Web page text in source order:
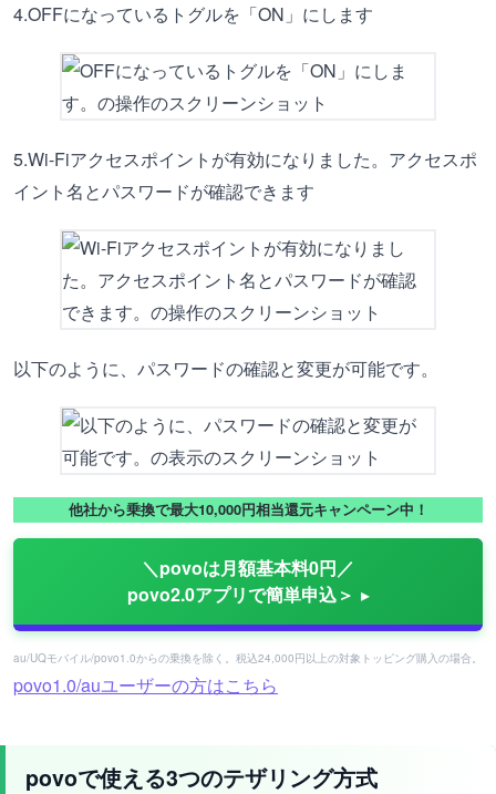
4.OFFになっているトグルを「ON」にします
5.Wi-Fiアクセスポイントが有効になりました。アクセスポ
イント名とパスワードが確認できます
以下のように、パスワードの確認と変更が可能です。
他社から乗換で最大10,000円相当還元キャンペーン中！
＼povoは月額基本料0円／
povo2.0アプリで簡単申込＞
au/UQモバイル/povo1.0からの乗換を除く。税込24,000円以上の対象トッピング購入の場合。
povo1.0/auユーザーの方はこちら
povoで使える3つのテザリング方式